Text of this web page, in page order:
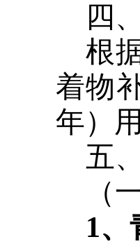
四
根
着物
年）
五
（
1、